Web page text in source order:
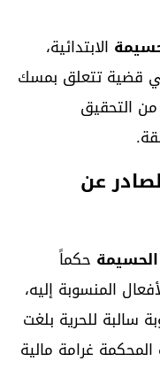
الابتدائية،
قضية تتعلق بمسك
من التحقيق
عن
حكماً
المنسوبة إليه،
سالبة للحرية بلغت
غرامة مالية